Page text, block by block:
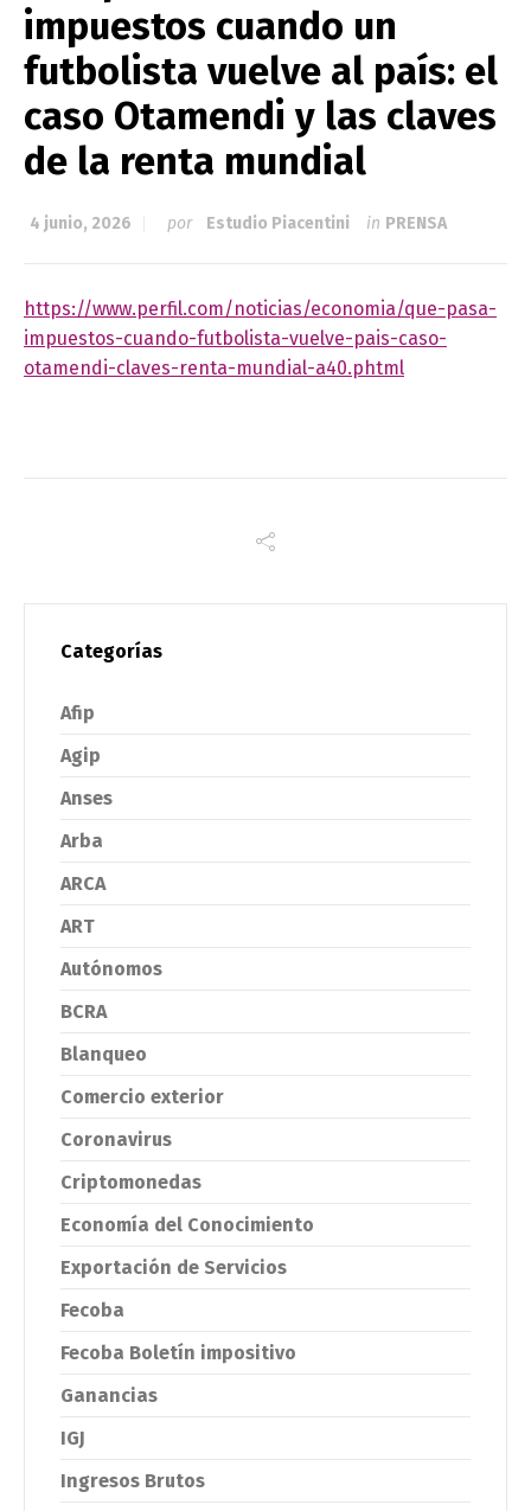
impuestos cuando un
futbolista vuelve al país: el
caso Otamendi y las claves
de la renta mundial
4 junio, 2026 por Estudio Piacentini in PRENSA
https://www.perfil.com/noticias/economia/que-pasa-
impuestos-cuando-futbolista-vuelve-pais-caso-
otamendi-claves-renta-mundial-a40.phtml
Categorías
Afip
Agip
Anses
Arba
ARCA
ART
Autónomos
BCRA
Blanqueo
Comercio exterior
Coronavirus
Criptomonedas
Economía del Conocimiento
Exportación de Servicios
Fecoba
Fecoba Boletín impositivo
Ganancias
IGJ
Ingresos Brutos